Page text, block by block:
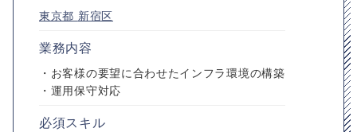
東京都 新宿区
業務内容
・お客様の要望に合わせたインフラ環境の構築
・運用保守対応
必須スキル